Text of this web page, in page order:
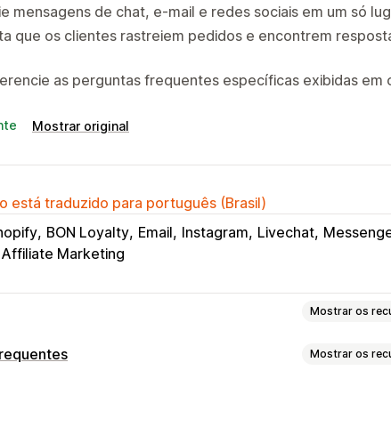
mensagens de chat, e-mail e redes sociais em um só
que os clientes rastreiem pedidos e encontrem
as perguntas frequentes específicas exibidas em
Mostrar original
está traduzido para português (Brasil)
BON Loyalty Email Instagram Livechat
Marketing
Mostrar os
tempo real
Mostrar os